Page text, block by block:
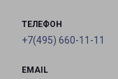
ТЕЛЕФОН
+7(495) 660-11-11
EMAIL